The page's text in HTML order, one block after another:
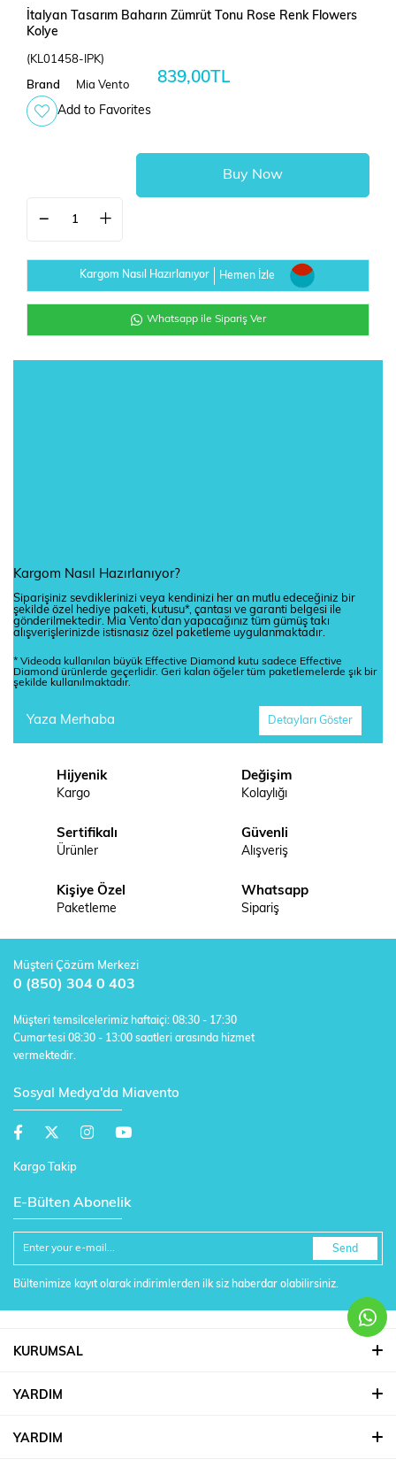
İtalyan Tasarım Baharın Zümrüt Tonu Rose Renk Flowers
Kolye
(KL01458-IPK)
Brand Mia Vento 839,00TL
Add to Favorites
Kargom Nasıl Hazırlanıyor Hemen İzle
Whatsapp ile Sipariş Ver
Kargom Nasıl Hazırlanıyor?
Siparişiniz sevdiklerinizi veya kendinizi her an mutlu edeceğiniz bir
şekilde özel hediye paketi, kutusu*, çantası ve garanti belgesi ile
gönderilmektedir. Mia Vento’dan yapacağınız tüm gümüş takı
alışverişlerinizde istisnasız özel paketleme uygulanmaktadır.
* Videoda kullanılan büyük Effective Diamond kutu sadece Effective
Diamond ürünlerde geçerlidir. Geri kalan öğeler tüm paketlemelerde şık bir
şekilde kullanılmaktadır.
Yaza Merhaba Detayları Göster
Hijyenik
Kargo
Değişim
Kolaylığı
Sertifikalı
Ürünler
Güvenli
Alışveriş
Kişiye Özel
Paketleme
Whatsapp
Sipariş
Müşteri Çözüm Merkezi
0 (850) 304 0 403
Müşteri temsilcelerimiz haftaiçi: 08:30 - 17:30
Cumartesi 08:30 - 13:00 saatleri arasında hizmet
vermektedir.
Sosyal Medya'da Miavento
Kargo Takip
E-Bülten Abonelik
Send
Bültenimize kayıt olarak indirimlerden ilk siz haberdar olabilirsiniz.
KURUMSAL
YARDIM
YARDIM